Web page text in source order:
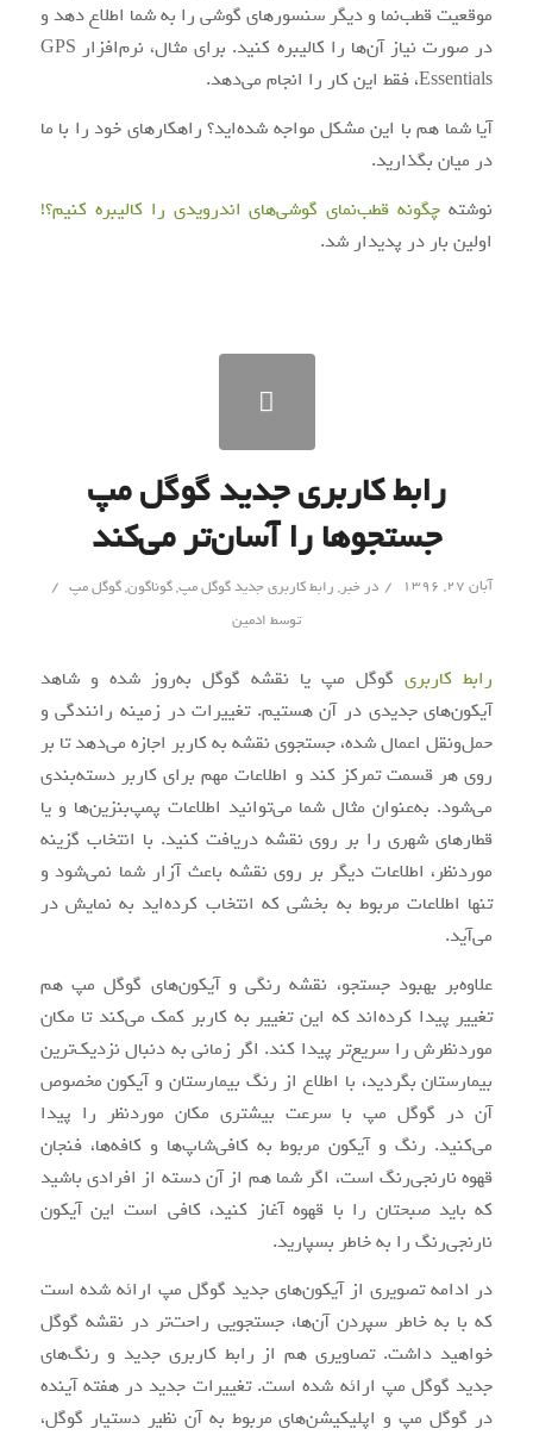
موقعیت قطب‌نما و دیگر سنسورهای گوشی را به شما اطلاع دهد و
در صورت نیاز آن‌ها را کالیبره کنید. برای مثال، نرم‌افزار GPS
Essentials، فقط این کار را انجام می‌دهد.
آیا شما هم با این مشکل مواجه شده‌اید؟ راهکارهای خود را با ما
در میان بگذارید.
نوشته چگونه قطب‌نمای گوشی‌های اندرویدی را کالیبره کنیم؟!
اولین بار در پدیدار شد.
رابط کاربری جدید گوگل مپ
جستجوها را آسان‌تر می‌کند
آبان ۲۷, ۱۳۹۶ / درخبر, رابط کاربری جدید گوگل مپ,گوناگون,گوگل مپ /
توسط ادمین
رابط کاربریگوگل مپ یا نقشه گوگل به‌روز شده و شاهد
آیکون‌های جدیدی در آن هستیم. تغییرات در زمینه رانندگی و
حمل‌ونقل اعمال‌ شده، جستجوی نقشه به کاربر اجازه می‌دهد تا بر
روی هر قسمت تمرکز کند و اطلاعات مهم برای کاربر دسته‌بندی
می‌شود. به‌عنوان‌ مثال شما می‌توانید اطلاعات پمپ‌بنزین‌ها و یا
قطارهای شهری را بر روی نقشه دریافت کنید. با انتخاب گزینه
موردنظر، اطلاعات دیگر بر روی نقشه باعث آزار شما نمی‌شود و
تنها اطلاعات مربوط به بخشی که انتخاب کرده‌اید به نمایش در
می‌آید.
علاوه‌بر بهبود جستجو، نقشه رنگی و آیکون‌های گوگل مپ هم‌
تغییر پیدا کرده‌اند که این تغییر به کاربر کمک می‌کند تا مکان
موردنظرش را سریع‌تر پیدا کند. اگر زمانی به دنبال نزدیک‌ترین
بیمارستان بگردید، با اطلاع از رنگ بیمارستان و آیکون مخصوص
آن در گوگل مپ با سرعت بیشتری مکان موردنظر را پیدا
می‌کنید. رنگ و آیکون مربوط به کافی‌شاپ‌ها و کافه‌ها، فنجان
قهوه نارنجی‌رنگ است، اگر شما هم از آن دسته از افرادی باشید
که باید صبحتان را با قهوه آغاز کنید، کافی است این آیکون
نارنجی‌رنگ را به خاطر بسپارید.
در ادامه تصویری از آیکون‌های جدید گوگل مپ ارائه‌ شده است
که با به خاطر سپردن آن‌ها، جستجویی راحت‌تر در نقشه گوگل
خواهید داشت. تصاویری هم از رابط کاربری جدید و رنگ‌های
جدید گوگل مپ ارائه‌ شده است. تغییرات جدید در هفته آینده
در گوگل مپ و اپلیکیشن‌های مربوط به آن نظیر دستیار گوگل،